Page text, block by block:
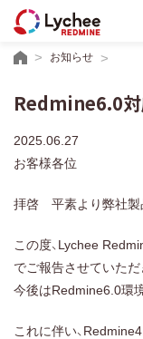
お知らせ
Redmine6.0対
2025.06.27
お客様各位
拝啓 平素より弊社製
この度、Lychee
でご報告させていただ
今後はRedmine6.0環
これに伴い、